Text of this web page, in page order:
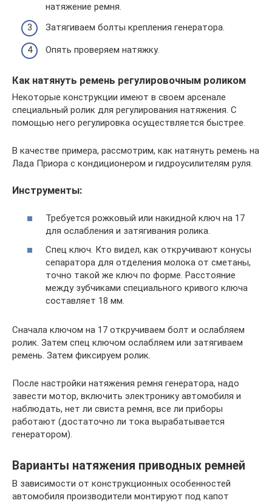
натяжение ремня.
Затягиваем болты крепления генератора.
Опять проверяем натяжку.
Как натянуть ремень регулировочным роликом
Некоторые конструкции имеют в своем арсенале
специальный ролик для регулирования натяжения. С
помощью него регулировка осуществляется быстрее.
В качестве примера, рассмотрим, как натянуть ремень на
Лада Приора с кондиционером и гидроусилителям руля.
Инструменты:
Требуется рожковый или накидной ключ на 17
для ослабления и затягивания ролика.
Спец ключ. Кто видел, как откручивают конусы
сепаратора для отделения молока от сметаны,
точно такой же ключ по форме. Расстояние
между зубчиками специального кривого ключа
составляет 18 мм.
Сначала ключом на 17 откручиваем болт и ослабляем
ролик. Затем спец ключом ослабляем или затягиваем
ремень. Затем фиксируем ролик.
После настройки натяжения ремня генератора, надо
завести мотор, включить электронику автомобиля и
наблюдать, нет ли свиста ремня, все ли приборы
работают (достаточно ли тока вырабатывается
генератором).
Варианты натяжения приводных ремней
В зависимости от конструкционных особенностей
автомобиля производители монтируют под капот